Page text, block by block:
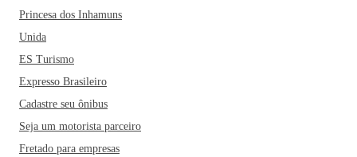
Princesa dos Inhamuns
Unida
ES Turismo
Expresso Brasileiro
Cadastre seu ônibus
Seja um motorista parceiro
Fretado para empresas